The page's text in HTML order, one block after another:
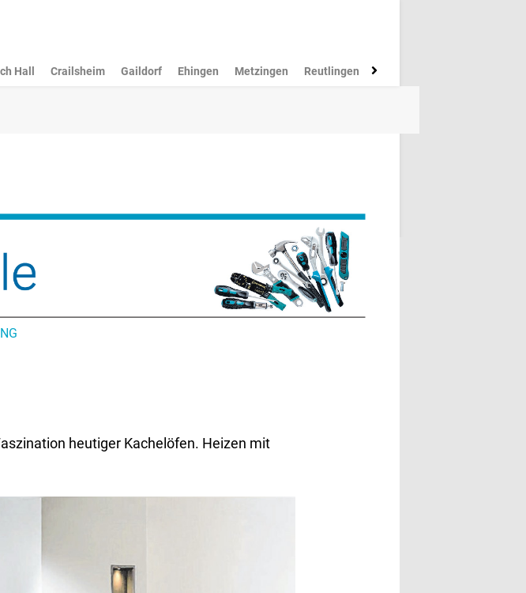
Hall Crailsheim Gaildorf Ehingen Metzingen Reutlingen Münsingen
heutiger Kachelöfen. Heizen mit